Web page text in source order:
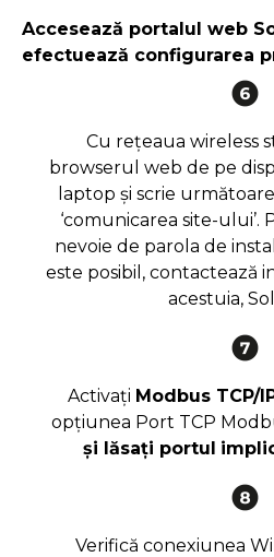
Accesează portalul web
efectuează configurarea
Cu rețeaua wireless
browserul web de pe
laptop și scrie
‘comunicarea site-ului’.
nevoie de parola de
este posibil, contactează
acestuia,
Activați Modbus TCP/
opțiunea Port TCP
și lăsați portul
Verifică conexiunea